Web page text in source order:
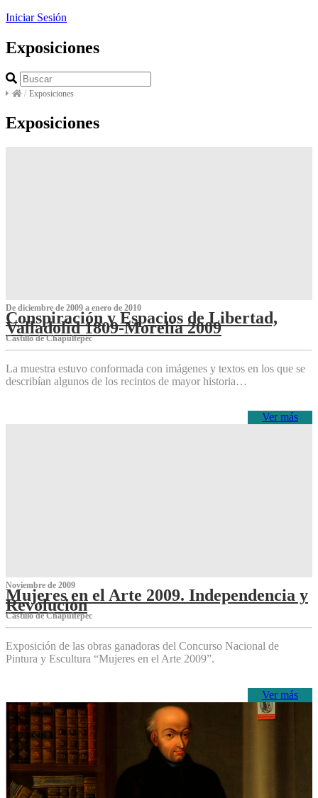
Iniciar Sesión
Exposiciones
/ Exposiciones
Exposiciones
De diciembre de 2009 a enero de 2010
Conspiración y Espacios de Libertad,
Valladolid 1809-Morelia 2009
Castillo de Chapultepec
La muestra estuvo conformada con imágenes y textos en los que se
describían algunos de los recintos de mayor historia…
Ver más
Noviembre de 2009
Mujeres en el Arte 2009. Independencia y
Revolución
Castillo de Chapultepec
Exposición de las obras ganadoras del Concurso Nacional de
Pintura y Escultura “Mujeres en el Arte 2009”.
Ver más